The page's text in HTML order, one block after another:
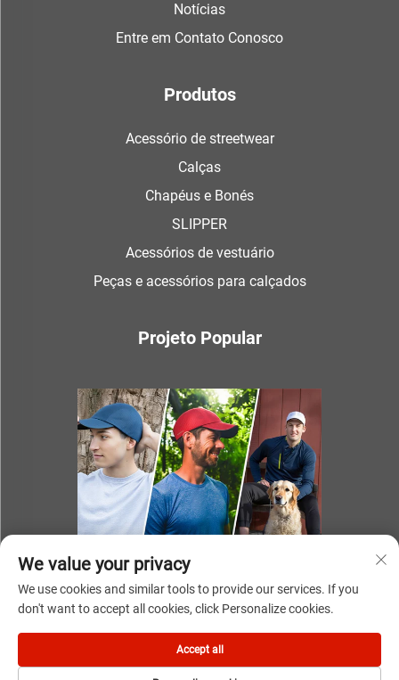
Notícias
Entre em Contato Conosco
Produtos
Acessório de streetwear
Calças
Chapéus e Bonés
SLIPPER
Acessórios de vestuário
Peças e acessórios para calçados
Projeto Popular
Direitos autorais © 2025 por NINGBO YOUKI UNITE IMP & EXP
CO.,LTD
We value your privacy
We use cookies and similar tools to provide our services. If you
don't want to accept all cookies, click Personalize cookies.
Accept all